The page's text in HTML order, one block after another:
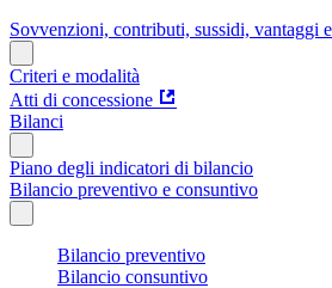
Sovvenzioni, contributi, sussidi, vantaggi
Criteri e modalità
Atti di concessione
Bilanci
Piano degli indicatori di bilancio
Bilancio preventivo e consuntivo
Bilancio preventivo
Bilancio consuntivo